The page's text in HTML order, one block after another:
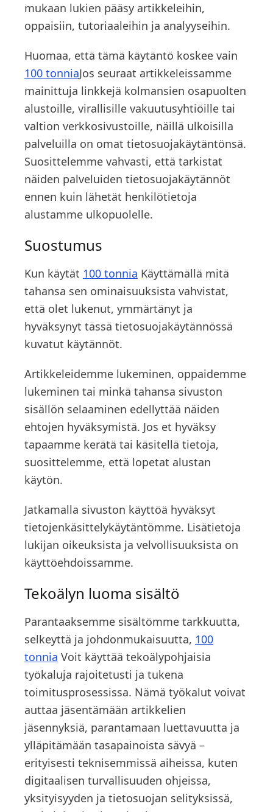
mukaan lukien pääsy artikkeleihin,
oppaisiin, tutoriaaleihin ja analyyseihin.
Huomaa, että tämä käytäntö koskee vain
100 tonniaJos seuraat artikkeleissamme
mainittuja linkkejä kolmansien osapuolten
alustoille, virallisille vakuutusyhtiöille tai
valtion verkkosivustoille, näillä ulkoisilla
palveluilla on omat tietosuojakäytäntönsä.
Suosittelemme vahvasti, että tarkistat
näiden palveluiden tietosuojakäytännöt
ennen kuin lähetät henkilötietoja
alustamme ulkopuolelle.
Suostumus
Kun käytät 100 tonnia Käyttämällä mitä
tahansa sen ominaisuuksista vahvistat,
että olet lukenut, ymmärtänyt ja
hyväksynyt tässä tietosuojakäytännössä
kuvatut käytännöt.
Artikkeleidemme lukeminen, oppaidemme
lukeminen tai minkä tahansa sivuston
sisällön selaaminen edellyttää näiden
ehtojen hyväksymistä. Jos et hyväksy
tapaamme kerätä tai käsitellä tietoja,
suosittelemme, että lopetat alustan
käytön.
Jatkamalla sivuston käyttöä hyväksyt
tietojenkäsittelykäytäntömme. Lisätietoja
lukijan oikeuksista ja velvollisuuksista on
käyttöehdoissamme.
Tekoälyn luoma sisältö
Parantaaksemme sisältömme tarkkuutta,
selkeyttä ja johdonmukaisuutta, 100
tonnia Voit käyttää tekoälypohjaisia
työkaluja rajoitetusti ja tukena
toimitusprosessissa. Nämä työkalut voivat
auttaa jäsentämään artikkelien
jäsennyksiä, parantamaan luettavuutta ja
ylläpitämään tasapainoista sävyä –
erityisesti teknisemmissä aiheissa, kuten
digitaalisen turvallisuuden ohjeissa,
yksityisyyden ja tietosuojan selityksissä,